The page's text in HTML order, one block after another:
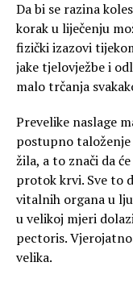
Da bi se razina
korak u liječenju
fizički izazovi
jake tjelovježbe i
malo trčanja
Prevelike naslage
postupno
žila, a to znači da
protok krvi. Sve to
vitalnih organa u
u velikoj mjeri
pectoris.
velika.